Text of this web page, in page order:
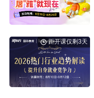
距开课仅剩3天